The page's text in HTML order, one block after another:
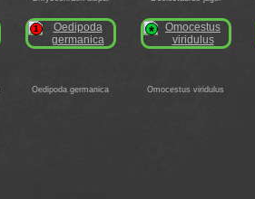
1
Oedipoda germanica
*
Omocestus viridulus